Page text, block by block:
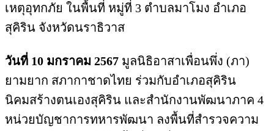
เหตุอุทกภัย ในพื้นที่ หมู่ที่ 3 ตำบลมาโมง อำเภอ
สุคิริน จังหวัดนราธิวาส
วันที่ 10 มกราคม 2567 มูลนิธิอาสาเพื่อนพึ่ง (ภา)
ยามยาก สภากาชาดไทย ร่วมกับอำเภอสุคิริน
นิคมสร้างตนเองสุคิริน และสำนักงานพัฒนาภาค 4
หน่วยบัญชาการทหารพัฒนา ลงพื้นที่สำรวจความ